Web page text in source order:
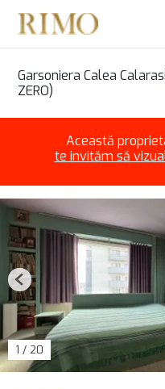
Garsoniera Calea
ZERO)
Această
te invităm să
1 / 20
Previous